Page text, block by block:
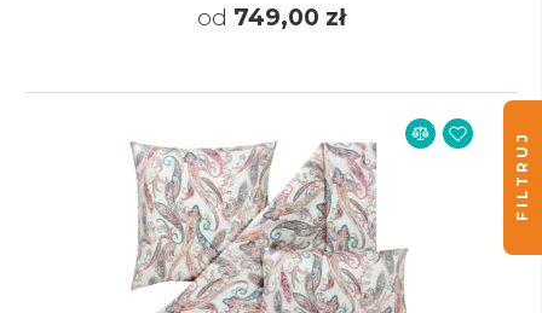
od 749,00 zł
FILTRUJ